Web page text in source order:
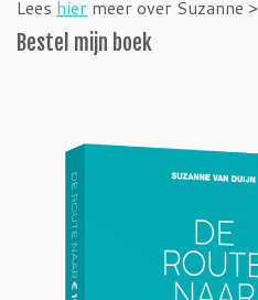
Lees hier meer over Suzanne >
Bestel mijn boek